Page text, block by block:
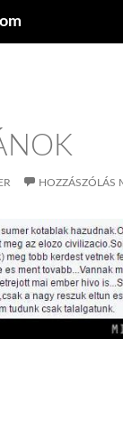
HOZZÁSZÓLÁS